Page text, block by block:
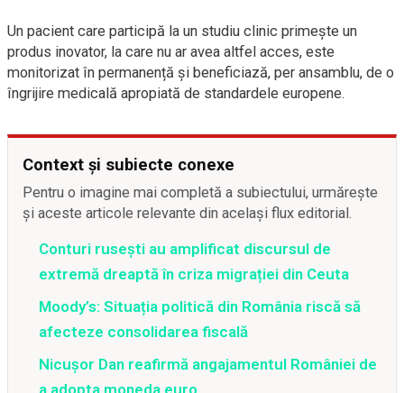
Un pacient care participă la un studiu clinic primește un
produs inovator, la care nu ar avea altfel acces, este
monitorizat în permanență și beneficiază, per ansamblu, de o
îngrijire medicală apropiată de standardele europene.
Context și subiecte conexe
Pentru o imagine mai completă a subiectului, urmărește
și aceste articole relevante din același flux editorial.
Conturi rusești au amplificat discursul de
extremă dreaptă în criza migrației din Ceuta
Moody’s: Situația politică din România riscă să
afecteze consolidarea fiscală
Nicușor Dan reafirmă angajamentul României de
a adopta moneda euro